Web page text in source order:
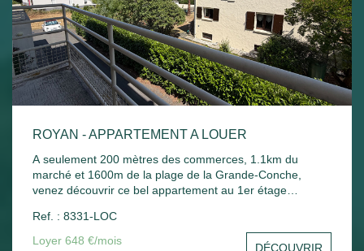
ROYAN - APPARTEMENT A LOUER
A seulement 200 mètres des commerces, 1.1km du
marché et 1600m de la plage de la Grande-Conche,
venez découvrir ce bel appartement au 1er étage
chambre, un balcon donnant sur le séjour et la chambre,
une salle de bain, un wc et un stationnement commun.
Ref. : 8331-LOC
Loyer 648 €/mois
DÉCOUVRIR